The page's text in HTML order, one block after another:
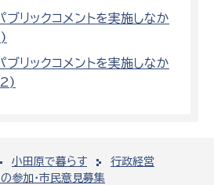
小田原で暮らす
行政経営
参加・市民意見募集
リックコメントを実施しなか
リックコメントを実施しなか